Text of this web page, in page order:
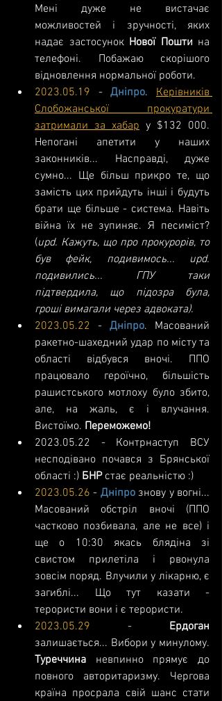
Мені дуже не вистачає
можливостей і зручності, яких
надає застосунок Нової Пошти на
телефоні. Побажаю скорішого
відновлення нормальної роботи.
2023.05.19 - Дніпро. Керівників
Слобожанської прокуратури
затримали за хабар у $132 000.
Непогані апетити у наших
законників... Насправді, дуже
сумно... Ще більш прикро те, що
замість цих прийдуть інші і будуть
брати ще більше - система. Навіть
війна їх не зупиняє. Я песиміст?
(upd. Кажуть, що про прокурорів, то
був фейк, подивимось... upd.
подивились... ГПУ таки
підтвердила, що підозра була,
гроші вимагали через адвоката).
2023.05.22 - Дніпро. Масований
ракетно-шахедний удар по місту та
області відбувся вночі. ППО
працювало героїчно, більшість
рашистського мотлоху було збито,
але, на жаль, є і влучання.
Вистоїмо. Переможемо!
2023.05.22 - Контрнаступ ВСУ
несподівано почався з Брянської
області :) БНР стає реальністю :)
2023.05.26 - Дніпро знову у вогні...
Масований обстріл вночі (ППО
частково позбивала, але не все) і
ще о 10:30 якась блядіна зі
свистом прилетіла і рвонула
зовсім поряд. Влучили у лікарню, є
загиблі... Що тут казати -
терористи вони і є терористи.
2023.05.29 -
Туреччина невпинно прямує до
повного авторитаризму. Чергова
країна просрала свій шанс стати